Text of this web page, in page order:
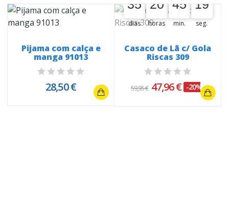
Pijama com calça e
manga 91013
28,50 €
35
35
00
dias
20
20
00
horas
45
45
00
min.
18
19
seg.
Casaco de Lã c/ Gola
Riscas 309
59,95 € 47,96 € -20%